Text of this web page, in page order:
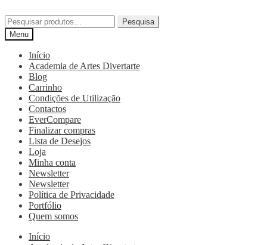
Pesquisa
Menu
Início
Academia de Artes Divertarte
Blog
Carrinho
Condições de Utilização
Contactos
EverCompare
Finalizar compras
Lista de Desejos
Loja
Minha conta
Newsletter
Newsletter
Política de Privacidade
Portfólio
Quem somos
Início